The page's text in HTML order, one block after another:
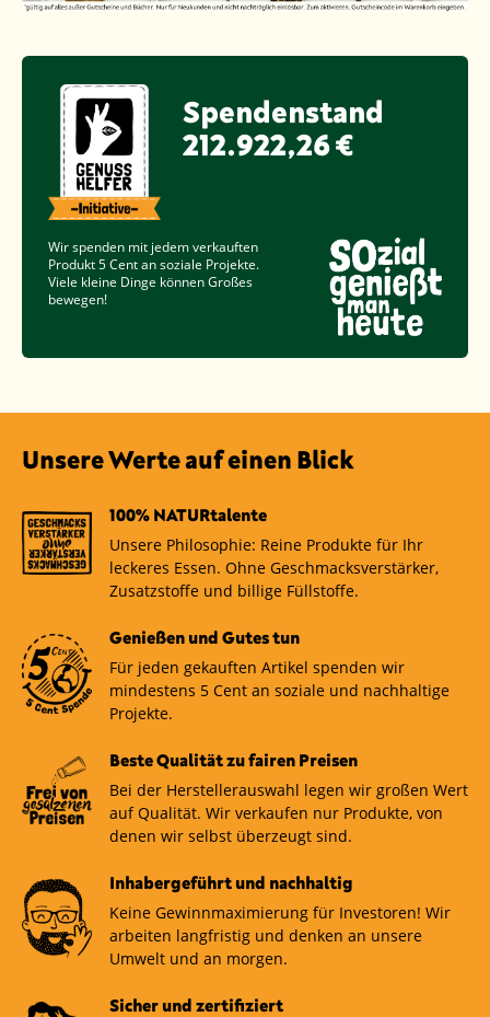
Spendenstand
212.922,26 €
Wir spenden mit jedem verkauften
Produkt5 Centan soziale Projekte.
Viele kleine Dinge können Großes
bewegen!
Unsere Werte auf einen Blick
100% NATURtalente
Unsere Philosophie: Reine Produkte für Ihr
leckeres Essen. Ohne Geschmacksverstärker,
Zusatzstoffe und billige Füllstoffe.
Genießen und Gutes tun
Für jeden gekauften Artikel spenden wir
mindestens 5 Cent an soziale und nachhaltige
Projekte.
Beste Qualität zu fairen Preisen
Bei der Herstellerauswahl legen wir großen Wert
auf Qualität. Wir verkaufen nur Produkte, von
denen wir selbst überzeugt sind.
Inhabergeführt und nachhaltig
Keine Gewinnmaximierung für Investoren! Wir
arbeiten langfristig und denken an unsere
Umwelt und an morgen.
Sicher und zertifiziert